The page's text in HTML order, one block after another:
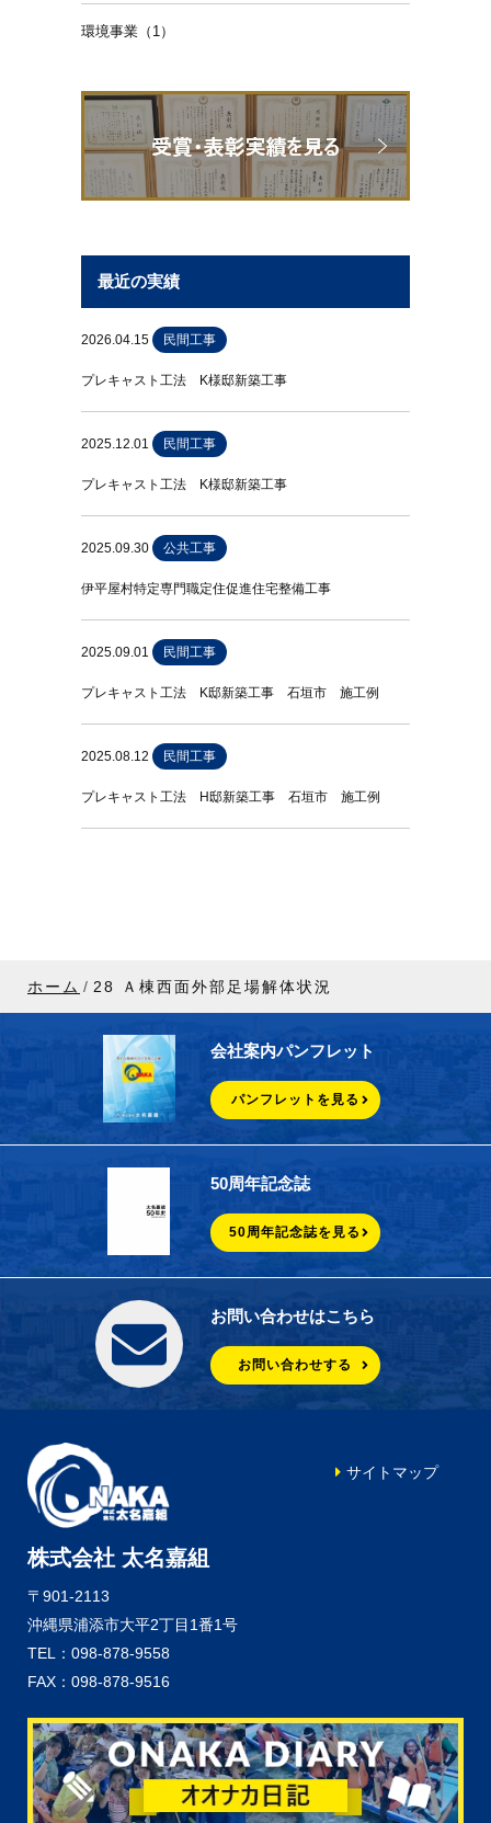
環境事業（1）
最近の実績
2026.04.15 民間工事
プレキャスト工法 K様邸新築工事
2025.12.01 民間工事
プレキャスト工法 K様邸新築工事
2025.09.30 公共工事
伊平屋村特定専門職定住促進住宅整備工事
2025.09.01 民間工事
プレキャスト工法 K邸新築工事 石垣市 施工例
2025.08.12 民間工事
プレキャスト工法 H邸新築工事 石垣市 施工例
ホーム 28 Ａ棟西面外部足場解体状況
会社案内パンフレット
パンフレットを見る
50周年記念誌
50周年記念誌を見る
お問い合わせはこちら
お問い合わせする
株式会社 太名嘉組
〒901-2113
沖縄県浦添市大平2丁目1番1号
TEL：098-878-9558
FAX：098-878-9516
サイトマップ